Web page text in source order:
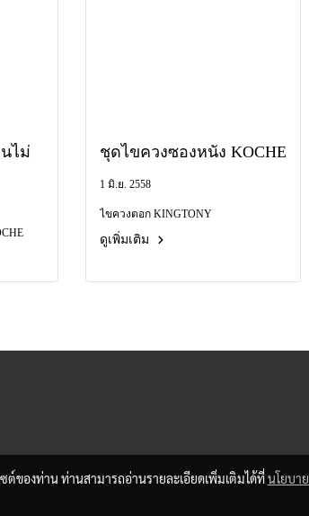
ไม่
ชุดไขควงซองหนัง KOCHE
1 มิ.ย. 2558
ไขควงตอก KINGTONY
ดูเพิ่มเติม
ของท่าน ท่านสามารถอ่านรายละเอียดเพิ่มเติมได้ที่นโยบาย